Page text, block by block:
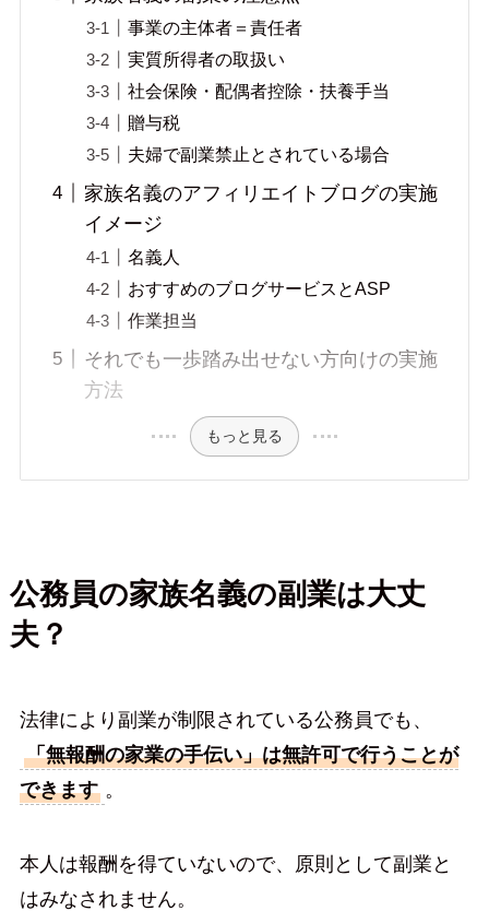
事業の主体者＝責任者
実質所得者の取扱い
社会保険・配偶者控除・扶養手当
贈与税
夫婦で副業禁止とされている場合
家族名義のアフィリエイトブログの実施
イメージ
名義人
おすすめのブログサービスとASP
作業担当
それでも一歩踏み出せない方向けの実施
方法
もっと見る
公務員の家族名義の副業は大丈
夫？
法律により副業が制限されている公務員でも、
「無報酬の家業の手伝い」は無許可で行うことが
できます 。
本人は報酬を得ていないので、原則として副業と
はみなされません。